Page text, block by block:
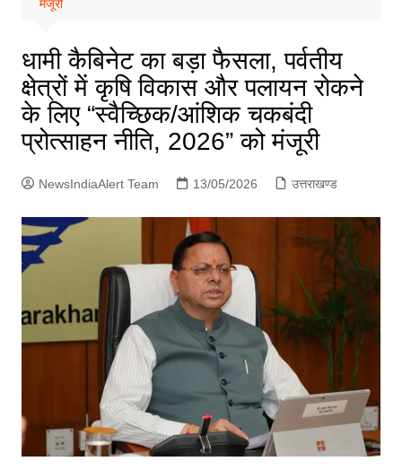
मंजूरी
धामी कैबिनेट का बड़ा फैसला, पर्वतीय
क्षेत्रों में कृषि विकास और पलायन रोकने
के लिए “स्वैच्छिक/आंशिक चकबंदी
प्रोत्साहन नीति, 2026” को मंजूरी
NewsIndiaAlert Team 13/05/2026 उत्तराखण्ड